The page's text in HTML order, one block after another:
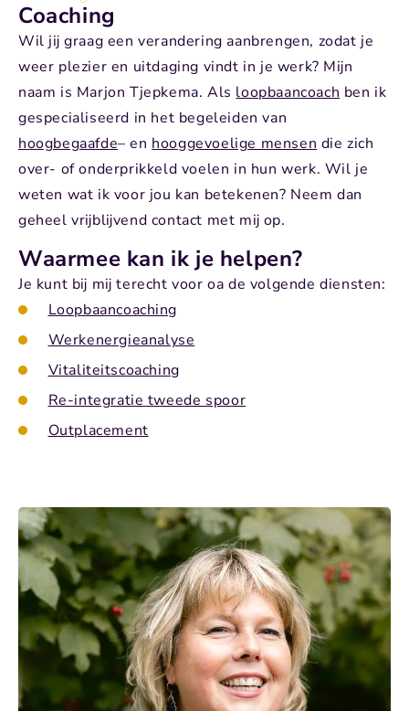
Coaching
Wil jij graag een verandering aanbrengen, zodat je
weer plezier en uitdaging vindt in je werk? Mijn
naam is Marjon Tjepkema. Als loopbaancoach ben ik
gespecialiseerd in het begeleiden van
hoogbegaafde– en hooggevoelige mensen die zich
over- of onderprikkeld voelen in hun werk. Wil je
weten wat ik voor jou kan betekenen? Neem dan
geheel vrijblijvend contact met mij op.
Waarmee kan ik je helpen?
Je kunt bij mij terecht voor oa de volgende diensten:
Loopbaancoaching
Werkenergieanalyse
Vitaliteitscoaching
Re-integratie tweede spoor
Outplacement